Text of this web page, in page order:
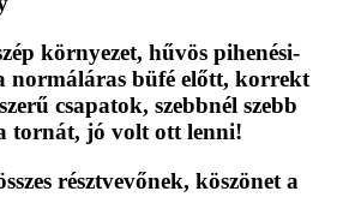
környezet, hűvös pihenési-
normáláras büfé előtt, korrekt
csapatok, szebbnél szebb
tornát, jó volt ott lenni!
résztvevőnek, köszönet a